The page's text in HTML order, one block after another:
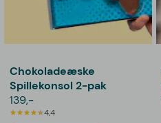
Chokoladeæske
Spillekonsol 2-pak
139,-
4,4